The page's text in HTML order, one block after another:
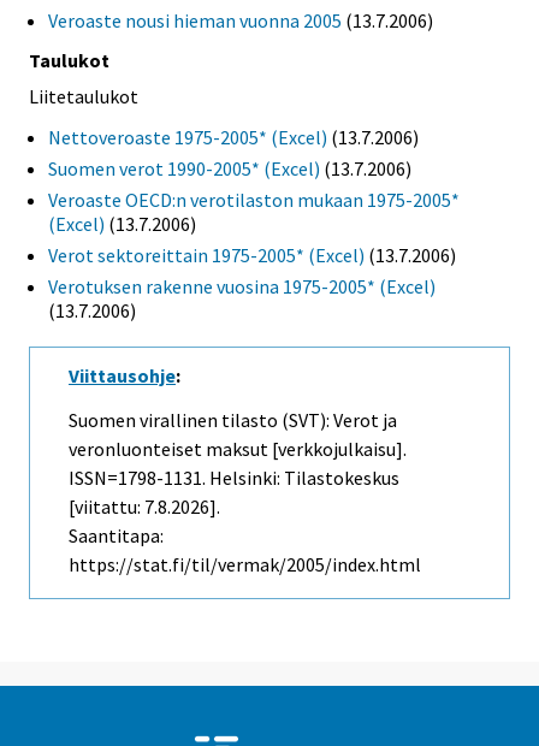
Veroaste nousi hieman vuonna 2005 (13.7.2006)
Taulukot
Liitetaulukot
Nettoveroaste 1975-2005* (Excel) (13.7.2006)
Suomen verot 1990-2005* (Excel) (13.7.2006)
Veroaste OECD:n verotilaston mukaan 1975-2005*
(Excel) (13.7.2006)
Verot sektoreittain 1975-2005* (Excel) (13.7.2006)
Verotuksen rakenne vuosina 1975-2005* (Excel)
(13.7.2006)
Viittausohje:
Suomen virallinen tilasto (SVT): Verot ja
veronluonteiset maksut [verkkojulkaisu].
ISSN=1798-1131. Helsinki: Tilastokeskus
[viitattu: 7.8.2026].
Saantitapa:
https://stat.fi/til/vermak/2005/index.html